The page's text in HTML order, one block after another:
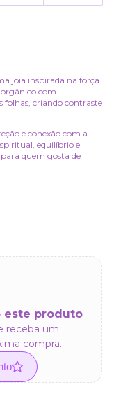
joia inspirada na força
com
folhas, criando contraste
e conexão com a
equilíbrio e
quem gosta de
este produto
receba um
compra.